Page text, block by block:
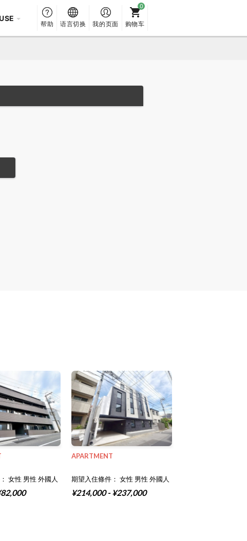
帮助 语言切换 我的页面 购物车
女性 男性 外國人
APARTMENT
期望入住條件： 女性 男性 外國人
¥214,000 - ¥237,000